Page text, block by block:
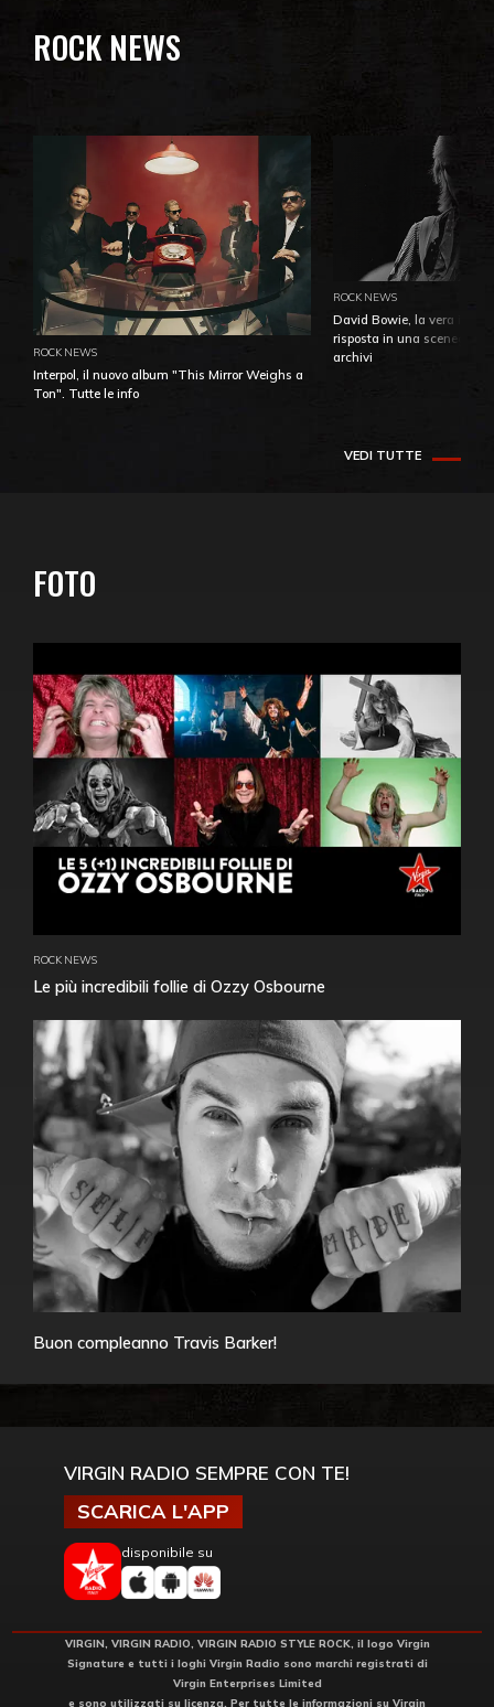
ROCK NEWS
ROCK NEWS
Interpol, il nuovo album "This Mirror Weighs a
Ton". Tutte le info
ROCK NEWS
David Bowie, la vera
risposta in una
archivi
VEDI TUTTE
FOTO
ROCK NEWS
Le più incredibili follie di Ozzy Osbourne
Buon compleanno Travis Barker!
VIRGIN RADIO SEMPRE CON TE!
SCARICA L'APP
disponibile su
VIRGIN, VIRGIN RADIO, VIRGIN RADIO STYLE ROCK, il logo Virgin
Signature e tutti i loghi Virgin Radio sono marchi registrati di
Virgin Enterprises Limited
e sono utilizzati su licenza. Per tutte le informazioni su Virgin